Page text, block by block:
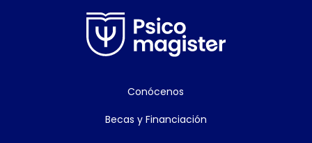
Conócenos
Becas y Financiación